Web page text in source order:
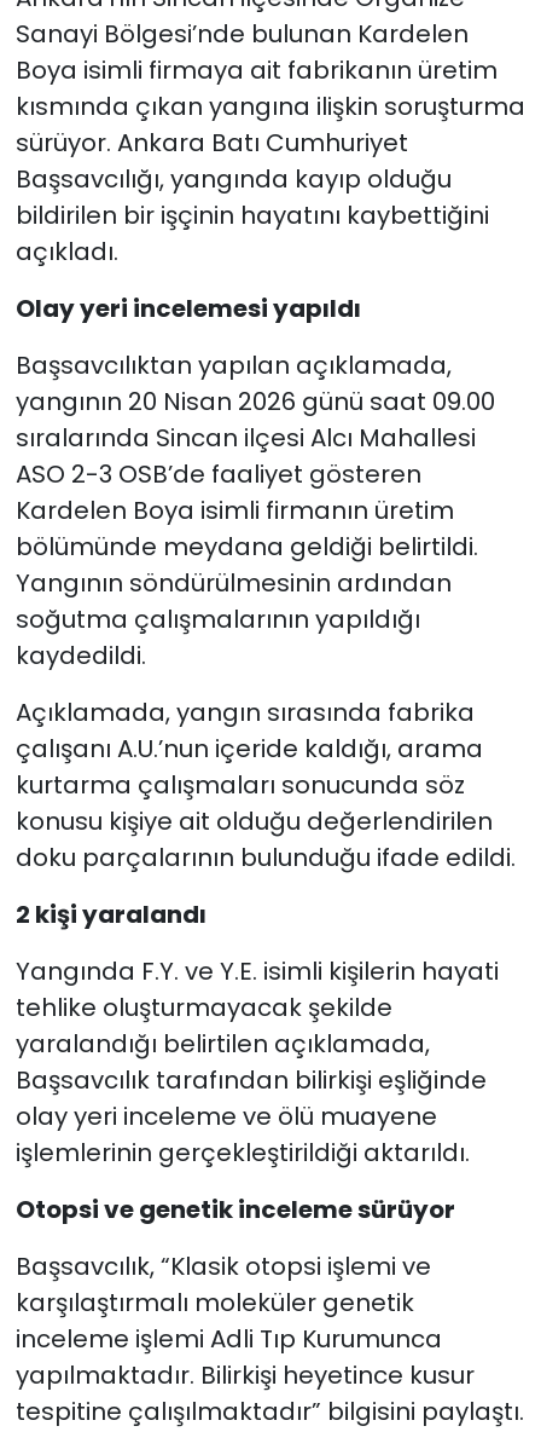
Sanayi Bölgesi’nde bulunan Kardelen
Boya isimli firmaya ait fabrikanın üretim
kısmında çıkan yangına ilişkin soruşturma
sürüyor. Ankara Batı Cumhuriyet
Başsavcılığı, yangında kayıp olduğu
bildirilen bir işçinin hayatını kaybettiğini
açıkladı.
Olay yeri incelemesi yapıldı
Başsavcılıktan yapılan açıklamada,
yangının 20 Nisan 2026 günü saat 09.00
sıralarında Sincan ilçesi Alcı Mahallesi
ASO 2-3 OSB’de faaliyet gösteren
Kardelen Boya isimli firmanın üretim
bölümünde meydana geldiği belirtildi.
Yangının söndürülmesinin ardından
soğutma çalışmalarının yapıldığı
kaydedildi.
Açıklamada, yangın sırasında fabrika
çalışanı A.U.’nun içeride kaldığı, arama
kurtarma çalışmaları sonucunda söz
konusu kişiye ait olduğu değerlendirilen
doku parçalarının bulunduğu ifade edildi.
2 kişi yaralandı
Yangında F.Y. ve Y.E. isimli kişilerin hayati
tehlike oluşturmayacak şekilde
yaralandığı belirtilen açıklamada,
Başsavcılık tarafından bilirkişi eşliğinde
olay yeri inceleme ve ölü muayene
işlemlerinin gerçekleştirildiği aktarıldı.
Otopsi ve genetik inceleme sürüyor
Başsavcılık, “Klasik otopsi işlemi ve
karşılaştırmalı moleküler genetik
inceleme işlemi Adli Tıp Kurumunca
yapılmaktadır. Bilirkişi heyetince kusur
tespitine çalışılmaktadır” bilgisini paylaştı.